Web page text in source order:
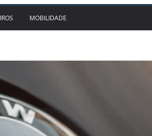
MOBILIDADE